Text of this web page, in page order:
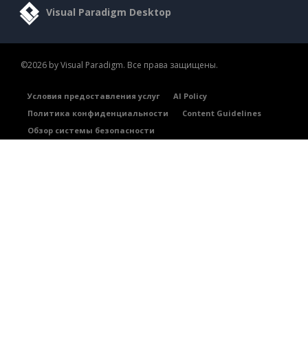
Visual Paradigm Desktop
©2026 by Visual Paradigm. Все права защищены.
Условия предоставления услуг
AI Policy
Политика конфиденциальности
Content Guidelines
Обзор системы безопасности